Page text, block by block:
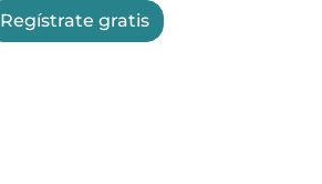
Regístrate gratis